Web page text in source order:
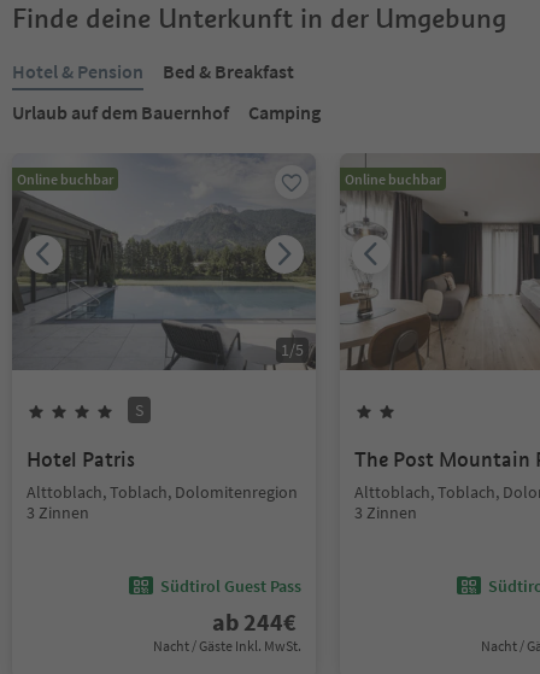
Finde deine Unterkunft in der Umgebung
Hotel & Pension
Bed & Breakfast
Urlaub auf dem Bauernhof
Camping
Online buchbar
1/5
S
Hotel Patris
Alttoblach, Toblach, Dolomitenregion
3 Zinnen
Südtirol Guest Pass
ab 244€
Nacht / Gäste Inkl. MwSt.
Online buchbar
The Post Mountain
Alttoblach, Toblach,
3 Zinnen
Nacht /